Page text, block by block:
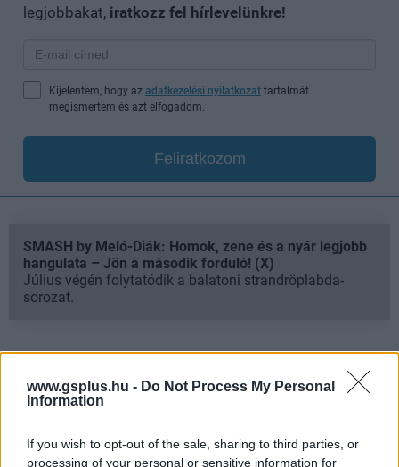
www.gsplus.hu - Do Not Process My Personal
Information
If you wish to opt-out of the sale, sharing to third parties, or
processing of your personal or sensitive information for
legjobbakat, iratkozz fel hírlevelünkre!
Kijelentem, hogy az adatkezelési nyilatkozat tartalmát
megismertem és azt elfogadom.
Feliratkozom
SMASH by Meló-Diák: Homok, zene és a nyár legjobb
hangulata – Jön a második forduló! (X)
Július végén folytatódik a balatoni strandröplabda-
sorozat.
Címkék: #ingyen játék #második világháború
#il-2